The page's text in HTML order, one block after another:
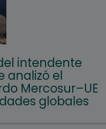
intendente
analizó el
Mercosur–UE
globales